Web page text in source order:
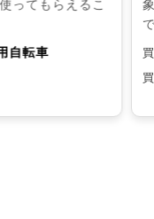
ってもらえるこ
自転車